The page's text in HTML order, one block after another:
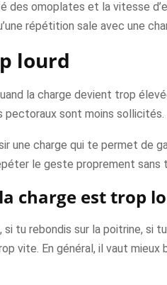
omoplates et la vitesse
répétition sale avec une
lourd
la charge devient trop
sont moins
une charge qui te permet
le geste proprement
charge est trop
tu rebondis sur la poitrine, si
vite. En général, il vaut